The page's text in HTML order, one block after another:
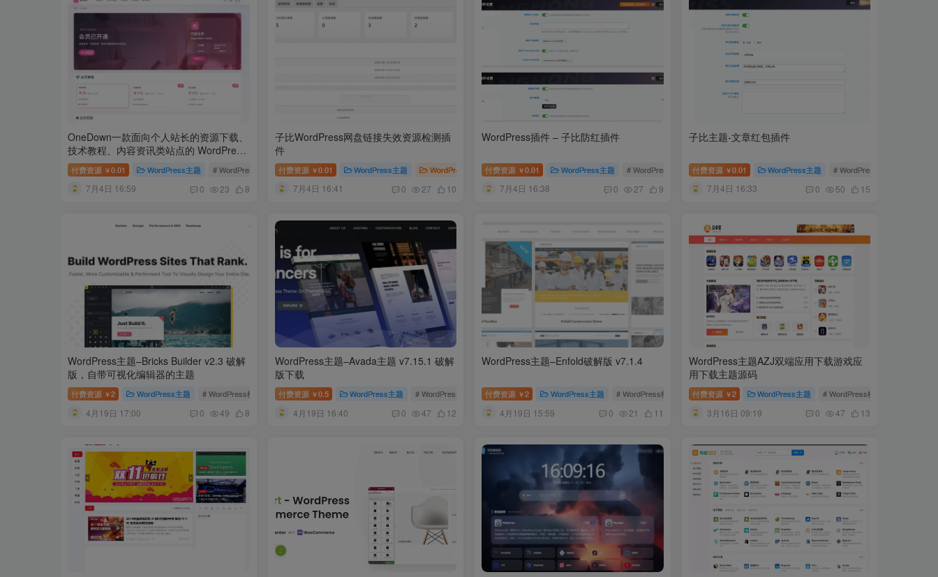
OneDown一款面向个人站长的资源下载、
技术教程、内容资讯类站点的 WordPress
主题
付费资源 ￥0.01 WordPress主题 # WordPress模板 # 资源模板 # 软件下载站源码
7月4日 16:59 0 23 8
子比WordPress网盘链接失效资源检测插
件
付费资源 ￥0.01 WordPress主题 WordPress插件 # WordPress插件 # 子比插件 # 资源检测插件
7月4日 16:41 0 27 10
WordPress插件 – 子比防红插件
付费资源 ￥0.01 WordPress主题 # WordPress插件 # 子比防红插件
7月4日 16:38 0 27 9
子比主题-文章红包插件
付费资源 ￥0.01 WordPress主题 # WordPress插件
7月4日 16:33 0 50 15
WordPress主题–Bricks Builder v2.3 破解
版，自带可视化编辑器的主题
付费资源 ￥2 WordPress主题 # WordPress模板 # Bricks Builder v2.3 破解版 # 可视化编辑器
4月19日 17:00 0 49 8
WordPress主题–Avada主题 v7.15.1 破解
版下载
付费资源 ￥0.5 WordPress主题 # WordPress模板 # 破解版 # Avada主题
4月19日 16:40 0 47 12
WordPress主题–Enfold破解版 v7.1.4
付费资源 ￥2 WordPress主题 # WordPress模板 # Enfold破解版 # Enfold主题
4月19日 15:59 0 21 11
WordPress主题AZJ双端应用下载游戏应
用下载主题源码
付费资源 ￥2 WordPress主题 # WordPress模板
3月16日 09:19 0 47 13